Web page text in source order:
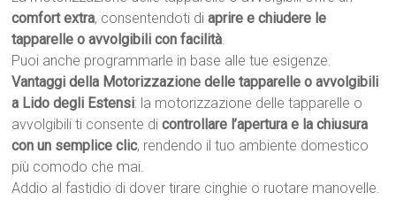
comfort extra, consentendoti diaprire e chiudere le
tapparelle o avvolgibili con facilità.
Puoi anche programmarle in base alle tue esigenze.
Vantaggi della Motorizzazione delle tapparelle o avvolgibili
a Lido degli Estensi: la motorizzazione delle tapparelle o
avvolgibili ti consente dicontrollare l’apertura e la chiusura
con un semplice clic, rendendo il tuo ambiente domestico
più comodo che mai.
Addio al fastidio di dover tirare cinghie o ruotare manovelle.